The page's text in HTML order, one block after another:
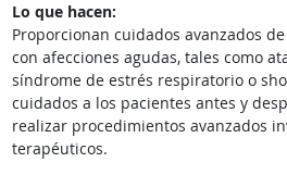
Lo que hacen:
Proporcionan cuidados avanzados
con afecciones agudas, tales como
síndrome de estrés respiratorio o
cuidados a los pacientes antes y
realizar procedimientos avanzados
terapéuticos.